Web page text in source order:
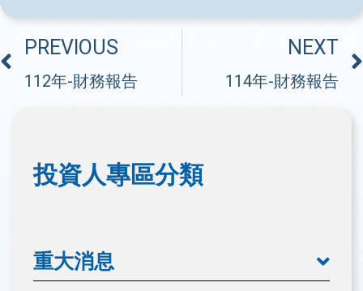
PREVIOUS
112年-財務報告
NEXT
114年-財務報告
投資人專區分類
重大消息